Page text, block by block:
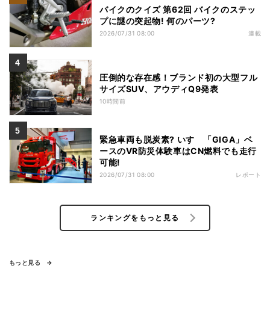
バイクのクイズ 第62回 バイクのステッ
プに謎の突起物! 何のパーツ?
2026/07/31 08:00 連載
圧倒的な存在感！ブランド初の大型フル
サイズSUV、アウディQ9発表
10時間前
緊急車両も脱炭素? いすゞ「GIGA」ベ
ースのVR防災体験車はCN燃料でも走行
可能!
2026/07/31 08:00 レポート
ランキングをもっと見る
もっと見る